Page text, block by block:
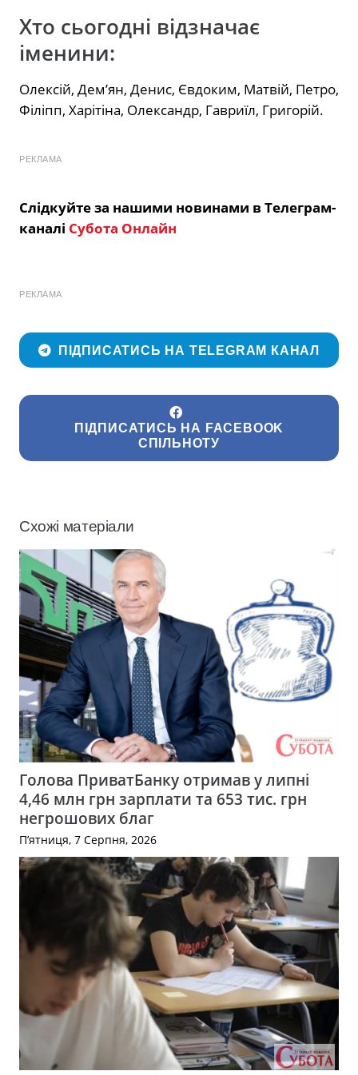
Хто сьогодні відзначає
іменини:
Олексій, Дем’ян, Денис, Євдоким, Матвій, Петро,
Філіпп, Харітіна, Олександр, Гавриїл, Григорій.
РЕКЛАМА
Слідкуйте за нашими новинами в Телеграм-
каналі Субота Онлайн
РЕКЛАМА
ПІДПИСАТИСЬ НА TELEGRAM КАНАЛ
ПІДПИСАТИСЬ НА FACEBOOK
СПІЛЬНОТУ
Схожі матеріали
Голова ПриватБанку отримав у липні
4,46 млн грн зарплати та 653 тис. грн
негрошових благ
П’ятниця, 7 Серпня, 2026